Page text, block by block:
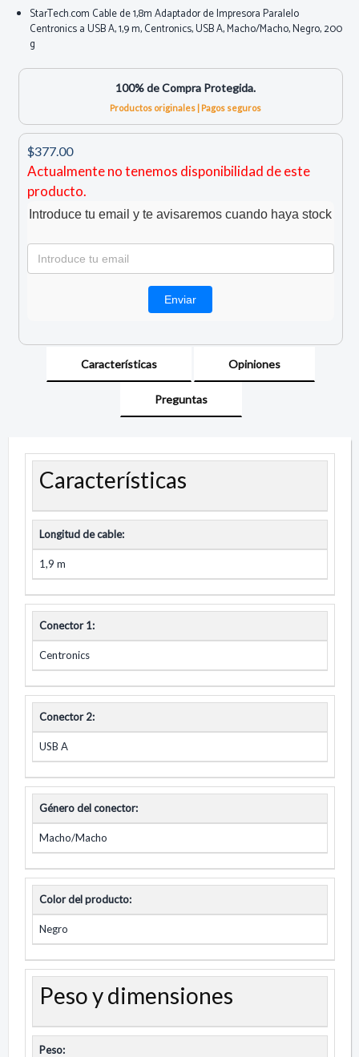
StarTech.com Cable de 1,8m Adaptador de Impresora Paralelo
Centronics a USB A, 1,9 m, Centronics, USB A, Macho/Macho, Negro, 200
g
100% de Compra Protegida.
Productos originales | Pagos seguros
$377.00
Actualmente no tenemos disponibilidad de este
producto.
Introduce tu email y te avisaremos cuando haya stock
Características Opiniones
Preguntas
Características
Longitud de cable:
1,9 m
Conector 1:
Centronics
Conector 2:
USB A
Género del conector:
Macho/Macho
Color del producto:
Negro
Peso y dimensiones
Peso: